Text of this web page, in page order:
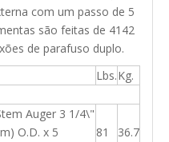
com um passo de 5
são feitas de 4142
de parafuso duplo.
Lbs.Kg.
Auger 3 1/4\"
O.D. x 5
81 36.7